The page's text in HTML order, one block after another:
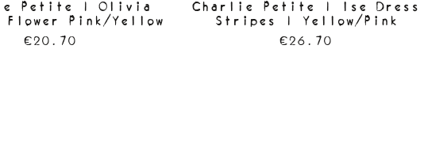
Petite | Olivia
Pink/Yellow
€20.70
Charlie Petite | Ise Dress
Stripes | Yellow/Pink
€26.70